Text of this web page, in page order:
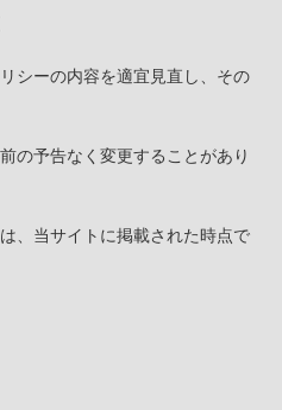
シーの内容を適宜見直し、その
の予告なく変更することがあり
、当サイトに掲載された時点で